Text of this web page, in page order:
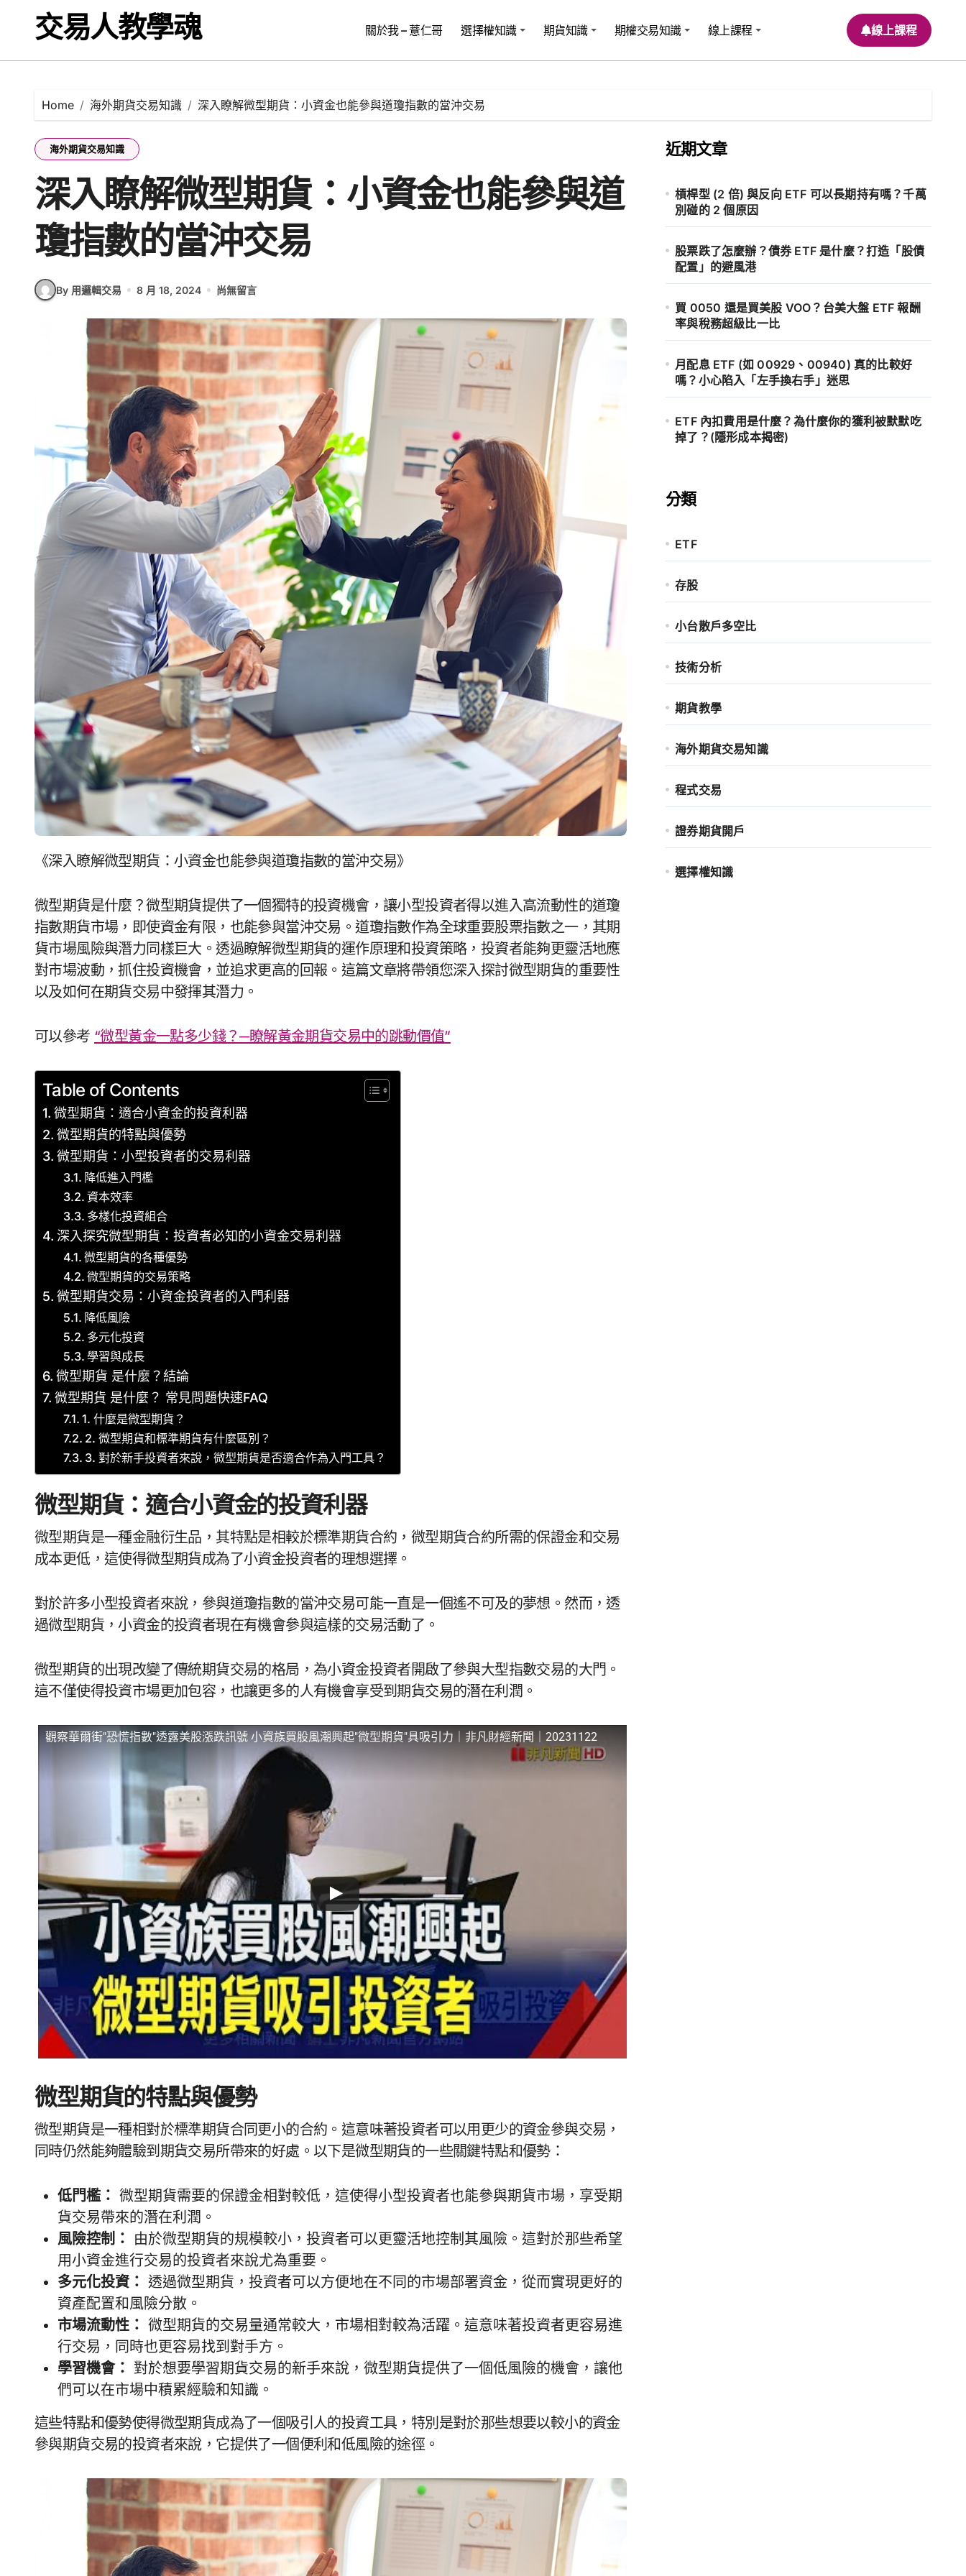
content交易人教學魂 關於我 – 薏仁哥 選擇權知識 期貨知識 期權交易知識 線上課程 線上課程
Home 海外期貨交易知識 深入瞭解微型期貨：小資金也能參與道瓊指數的當沖交易
海外期貨交易知識
深入瞭解微型期貨：小資金也能參與道
瓊指數的當沖交易
By 用邏輯交易 8 月 18, 2024 尚無留言
《深入瞭解微型期貨：小資金也能參與道瓊指數的當沖交易》
微型期貨是什麼？微型期貨提供了一個獨特的投資機會，讓小型投資者得以進入高流動性的道瓊
指數期貨市場，即使資金有限，也能參與當沖交易。道瓊指數作為全球重要股票指數之一，其期
貨市場風險與潛力同樣巨大。透過瞭解微型期貨的運作原理和投資策略，投資者能夠更靈活地應
對市場波動，抓住投資機會，並追求更高的回報。這篇文章將帶領您深入探討微型期貨的重要性
以及如何在期貨交易中發揮其潛力。
可以參考 “微型黃金一點多少錢？─瞭解黃金期貨交易中的跳動價值”
Table of Contents
微型期貨：適合小資金的投資利器
微型期貨的特點與優勢
微型期貨：小型投資者的交易利器
降低進入門檻
資本效率
多樣化投資組合
深入探究微型期貨：投資者必知的小資金交易利器
微型期貨的各種優勢
微型期貨的交易策略
微型期貨交易：小資金投資者的入門利器
降低風險
多元化投資
學習與成長
微型期貨 是什麼？結論
微型期貨 是什麼？ 常見問題快速FAQ
1. 什麼是微型期貨？
2. 微型期貨和標準期貨有什麼區別？
3. 對於新手投資者來說，微型期貨是否適合作為入門工具？
微型期貨：適合小資金的投資利器
微型期貨是一種金融衍生品，其特點是相較於標準期貨合約，微型期貨合約所需的保證金和交易
成本更低，這使得微型期貨成為了小資金投資者的理想選擇。
對於許多小型投資者來說，參與道瓊指數的當沖交易可能一直是一個遙不可及的夢想。然而，透
過微型期貨，小資金的投資者現在有機會參與這樣的交易活動了。
微型期貨的出現改變了傳統期貨交易的格局，為小資金投資者開啟了參與大型指數交易的大門。
這不僅使得投資市場更加包容，也讓更多的人有機會享受到期貨交易的潛在利潤。
觀察華爾街"恐慌指數"透露美股漲跌訊號 小資族買股風潮興起"微型期貨"具吸引力｜非凡財經新聞｜20231122
微型期貨的特點與優勢
微型期貨是一種相對於標準期貨合同更小的合約。這意味著投資者可以用更少的資金參與交易，
同時仍然能夠體驗到期貨交易所帶來的好處。以下是微型期貨的一些關鍵特點和優勢：
低門檻： 微型期貨需要的保證金相對較低，這使得小型投資者也能參與期貨市場，享受期
貨交易帶來的潛在利潤。
風險控制：
由於微型期貨的規模較小，投資者可以更靈活地控制其風險。這對於那些希望
用小資金進行交易的投資者來說尤為重要。
多元化投資： 透過微型期貨，投資者可以方便地在不同的市場部署資金，從而實現更好的
資產配置和風險分散。
市場流動性： 微型期貨的交易量通常較大，市場相對較為活躍。這意味著投資者更容易進
行交易，同時也更容易找到對手方。
學習機會： 對於想要學習期貨交易的新手來說，微型期貨提供了一個低風險的機會，讓他
們可以在市場中積累經驗和知識。
這些特點和優勢使得微型期貨成為了一個吸引人的投資工具，特別是對於那些想要以較小的資金
參與期貨交易的投資者來說，它提供了一個便利和低風險的途徑。
近期文章
槓桿型 (2 倍) 與反向 ETF 可以長期持有嗎？千萬
別碰的 2 個原因
股票跌了怎麼辦？債券 ETF 是什麼？打造「股債
配置」的避風港
買 0050 還是買美股 VOO？台美大盤 ETF 報酬
率與稅務超級比一比
月配息 ETF (如 00929、00940) 真的比較好
嗎？小心陷入「左手換右手」迷思
ETF 內扣費用是什麼？為什麼你的獲利被默默吃
掉了？(隱形成本揭密)
分類
ETF
存股
小台散戶多空比
技術分析
期貨教學
海外期貨交易知識
程式交易
證券期貨開戶
選擇權知識